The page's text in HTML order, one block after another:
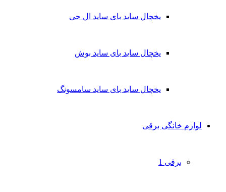
یخچال ساید بای ساید ال جی
یخچال ساید بای ساید بوش
یخچال ساید بای ساید سامسونگ
لوازم خانگی برقی
برقی 1